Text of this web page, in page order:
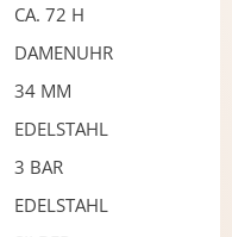
CA. 72 H
DAMENUHR
34 MM
EDELSTAHL
3 BAR
EDELSTAHL